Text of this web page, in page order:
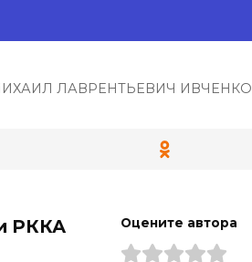
ЛАВРЕНТЬЕВИЧ ИВЧЕНКО
РККА Оцените автора